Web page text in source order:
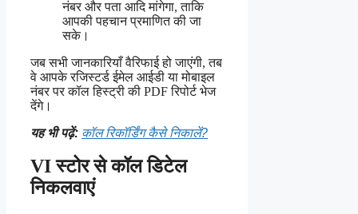
नंबर और पता आदि मांगेगा, ताकि
आपकी पहचान प्रमाणित की जा
सके।
जब सभी जानकारियाँ वैरिफाई हो जाएंगी, तब
वे आपके रजिस्टर्ड ईमेल आईडी या मोबाइल
नंबर पर कॉल हिस्ट्री की PDF रिपोर्ट भेज
देंगे।
यह भी पढ़ें: कॉल रिकॉर्डिंग कैसे निकालें?
VI स्टोर से कॉल डिटेल
निकलवाएं